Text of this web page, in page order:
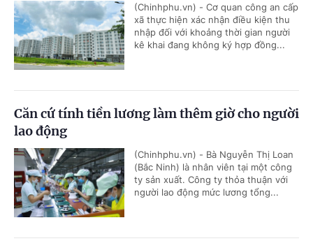
(Chinhphu.vn) - Cơ quan công an cấp
xã thực hiện xác nhận điều kiện thu
nhập đối với khoảng thời gian người
kê khai đang không ký hợp đồng...
Căn cứ tính tiền lương làm thêm giờ cho người
lao động
(Chinhphu.vn) - Bà Nguyễn Thị Loan
(Bắc Ninh) là nhân viên tại một công
ty sản xuất. Công ty thỏa thuận với
người lao động mức lương tổng...